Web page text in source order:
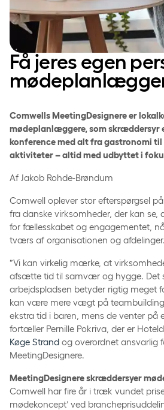
Få jeres egen
Comwells MeetingDesignere er
mødeplanlæggere, som skræddersyr
konference med alt fra gastronomi
aktiviteter – altid med udbyttet i
Af Jakob Rohde-Brøndum
Comwell oplever stor efterspørgsel
fra danske virksomheder, der kan
for fællesskabet og engagementet,
tværs af organisationen og afdelinger.
”Vi kan virkelig mærke, at
afsætte tid til samvær og hygge. Det
arbejdspladsen betyder rigtig meget
kan være mere vægt på
ekstra tid i baren, mens de venter på
fortæller Pernille Pokriva, der er
Køge Strand og overordnet ansvarlig
MeetingDesignere.
MeetingDesignere skræddersyer
Comwell har fire år i træk vundet
mødekoncept’ ved